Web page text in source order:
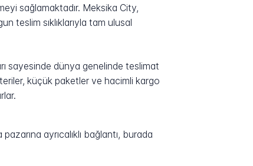
sağlamaktadır. Meksika City,
sıklıklarıyla tam ulusal
sayesinde dünya genelinde teslimat
küçük paketler ve hacimli kargo
ayrıcalıklı bağlantı, burada